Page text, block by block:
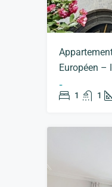
Européen –
-
1 1